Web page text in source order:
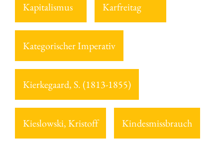
Kapitalismus Karfreitag
Kategorischer Imperativ
Kierkegaard, S. (1813-1855)
Kieslowski, Kristoff Kindesmissbrauch